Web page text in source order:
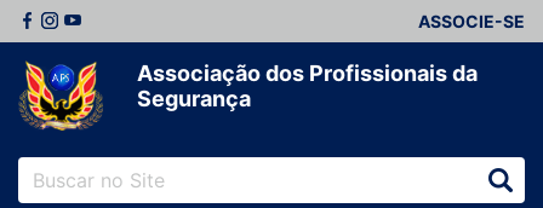
ASSOCIE-SE
Associação dos Profissionais da
Segurança